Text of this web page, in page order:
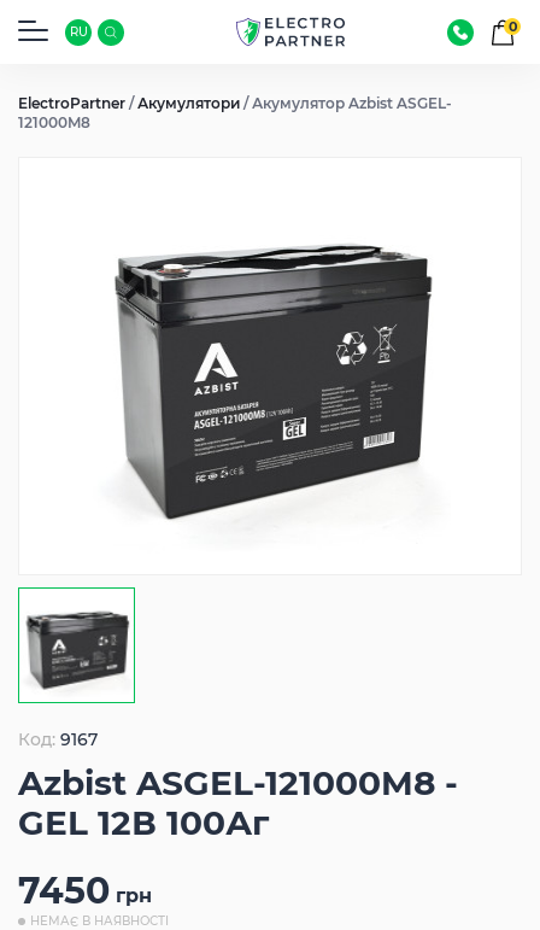
RU 0
ElectroPartner /Акумулятори /Акумулятор Azbist ASGEL-
121000M8
Код: 9167
Azbist ASGEL-121000M8 -
GEL 12В 100Аг
7450 грн
НЕМАЄ В НАЯВНОСТІ